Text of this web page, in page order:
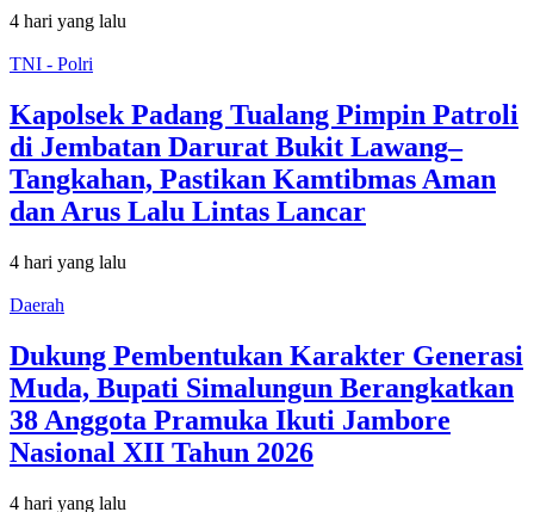
4 hari yang lalu
TNI - Polri
Kapolsek Padang Tualang Pimpin Patroli
di Jembatan Darurat Bukit Lawang–
Tangkahan, Pastikan Kamtibmas Aman
dan Arus Lalu Lintas Lancar
4 hari yang lalu
Daerah
Dukung Pembentukan Karakter Generasi
Muda, Bupati Simalungun Berangkatkan
38 Anggota Pramuka Ikuti Jambore
Nasional XII Tahun 2026
4 hari yang lalu